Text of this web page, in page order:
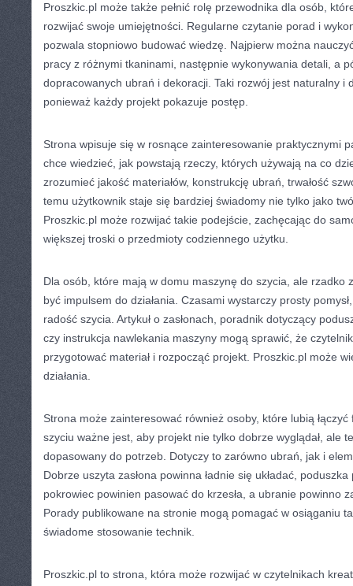
Proszkic.pl może także pełnić rolę przewodnika dla osób,
rozwijać swoje umiejętności. Regularne czytanie porad i
pozwala stopniowo budować wiedzę. Najpierw można
pracy z różnymi tkaninami, następnie wykonywania detali, a
dopracowanych ubrań i dekoracji. Taki rozwój jest naturalny i
ponieważ każdy projekt pokazuje postęp.
Strona wpisuje się w rosnące zainteresowanie praktycznymi
chce wiedzieć, jak powstają rzeczy, których używają na co
zrozumieć jakość materiałów, konstrukcję ubrań, trwałość
temu użytkownik staje się bardziej świadomy nie tylko jako
Proszkic.pl może rozwijać takie podejście, zachęcając do
większej troski o przedmioty codziennego użytku.
Dla osób, które mają w domu maszynę do szycia, ale rzadko
być impulsem do działania. Czasami wystarczy prosty
radość szycia. Artykuł o zasłonach, poradnik dotyczący
czy instrukcja nawlekania maszyny mogą sprawić, że
przygotować materiał i rozpocząć projekt. Proszkic.pl może
działania.
Strona może zainteresować również osoby, które lubią
szyciu ważne jest, aby projekt nie tylko dobrze wyglądał, ale
dopasowany do potrzeb. Dotyczy to zarówno ubrań, jak i
Dobrze uszyta zasłona powinna ładnie się układać,
pokrowiec powinien pasować do krzesła, a ubranie powinno
Porady publikowane na stronie mogą pomagać w osiąganiu
świadome stosowanie technik.
Proszkic.pl to strona, która może rozwijać w czytelnikach